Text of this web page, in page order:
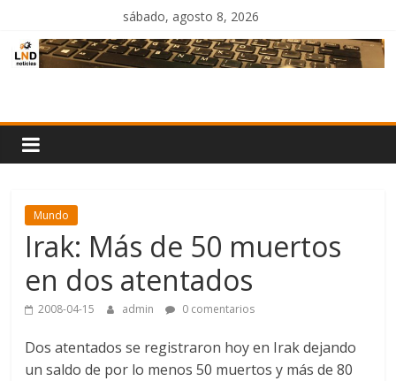
contenido
sábado, agosto 8, 2026
Noticias
Mundo
Irak: Más de 50 muertos
en dos atentados
2008-04-15 admin 0 comentarios
Dos atentados se registraron hoy en Irak dejando
un saldo de por lo menos 50 muertos y más de 80